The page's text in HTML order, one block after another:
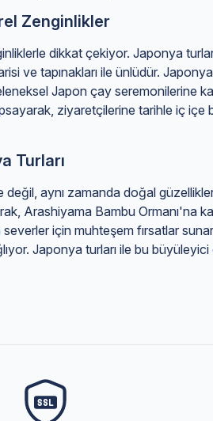
Zenginlikler
dikkat çekiyor. Japonya
ve tapınakları ile ünlüdür. Japonya
Japon çay seremonilerine
ziyaretçilerine tarihle iç içe
Turları
aynı zamanda doğal
Arashiyama Bambu Ormanı'na
için muhteşem fırsatlar
Japonya turları ile bu